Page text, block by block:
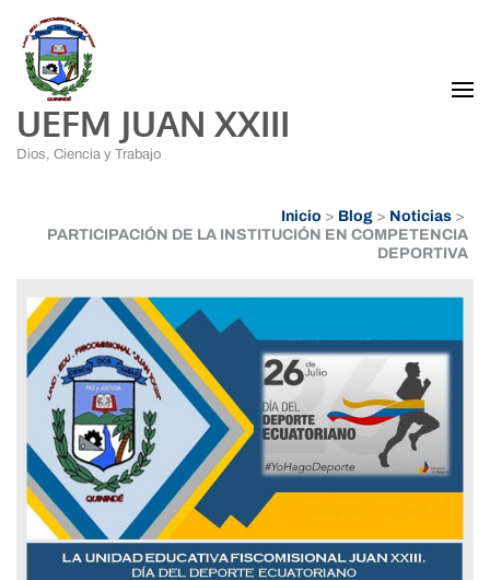
UEFM JUAN XXIII
Dios, Ciencia y Trabajo
Inicio > Blog > Noticias >
PARTICIPACIÓN DE LA INSTITUCIÓN EN COMPETENCIA
DEPORTIVA